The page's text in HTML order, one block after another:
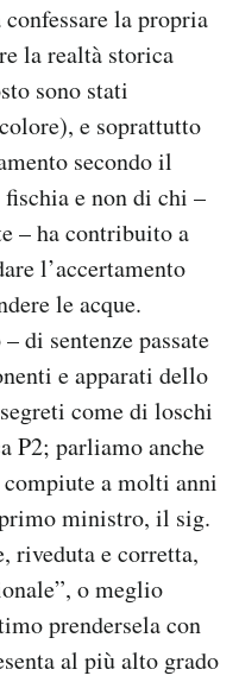
la propria
la realtà storica
sono stati
e soprattutto
secondo il
e non di chi –
– ha contribuito a
l’accertamento
le acque.
di sentenze passate
e apparati dello
come di loschi
P2; parliamo anche
a molti anni
ministro, il sig.
riveduta e corretta,
o meglio
prendersela con
al più alto grado